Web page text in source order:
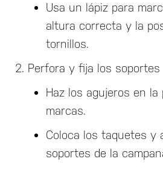
Usa un lápiz para
altura correcta y la
tornillos.
Perfora y fija los soportes
Haz los agujeros en la
marcas.
Coloca los taquetes y
soportes de la